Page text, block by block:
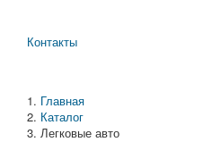
Контакты
Главная
Каталог
Легковые авто